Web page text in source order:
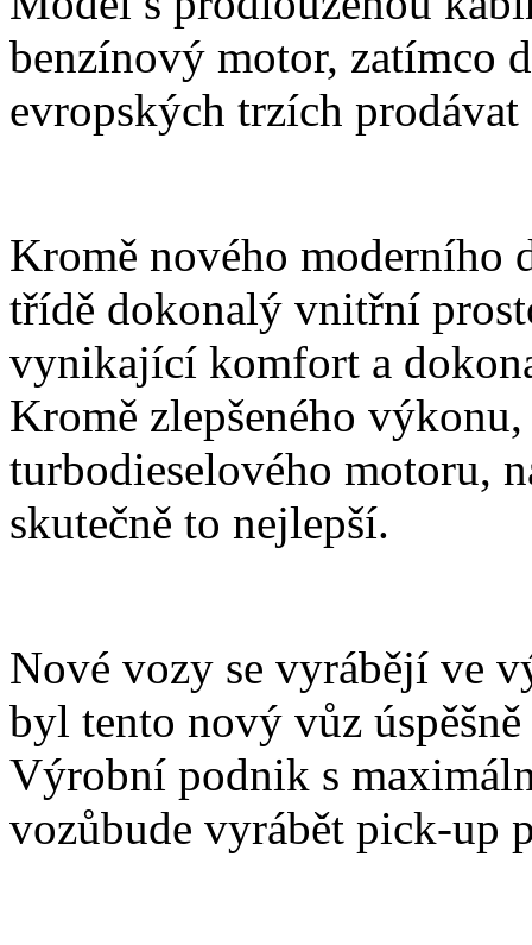
benzínový motor, zatímco
evropských trzích
Kromě nového moderního
třídě dokonalý vnitřní
vynikající komfort a
Kromě zlepšeného
turbodieselového motoru,
skutečně to nejlepší.
Nové vozy se vyrábějí ve
byl tento nový vůz
Výrobní podnik s
vozůbude vyrábět pick-up